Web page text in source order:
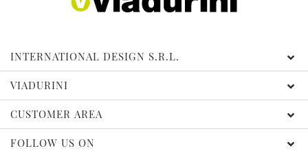
INTERNATIONAL DESIGN S.R.L.
VIADURINI
CUSTOMER AREA
FOLLOW US ON